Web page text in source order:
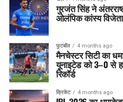
गुरजंत सिंह ने
ओलंपिक कांस्य विजेता
फुटबॉल 4 months ago
मैनचेस्टर सिटी का
यूनाइटेड को 3–0 से
रिकॉर्ड
क्रिकेट 4 months ago